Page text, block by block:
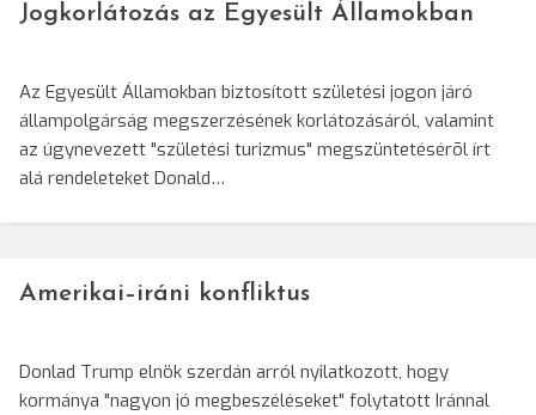
Jogkorlátozás az Egyesült Államokban
Az Egyesült Államokban biztosított születési jogon járó
állampolgárság megszerzésének korlátozásáról, valamint
az úgynevezett "születési turizmus" megszüntetésérõl írt
alá rendeleteket Donald…
Amerikai–iráni konfliktus
Donlad Trump elnök szerdán arról nyilatkozott, hogy
kormánya "nagyon jó megbeszéléseket" folytatott Iránnal